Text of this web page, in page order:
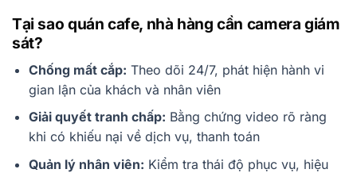
Tại sao quán cafe, nhà hàng cần camera giám
sát?
Chống mất cắp: Theo dõi 24/7, phát hiện hành vi
gian lận của khách và nhân viên
Giải quyết tranh chấp: Bằng chứng video rõ ràng
khi có khiếu nại về dịch vụ, thanh toán
Quản lý nhân viên: Kiểm tra thái độ phục vụ, hiệu